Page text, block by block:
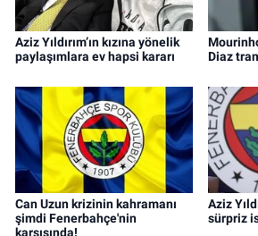
Aziz Yıldırım’ın kızına yönelik
paylaşımlara ev hapsi kararı
Diaz
Can Uzun krizinin kahramanı
şimdi Fenerbahçe'nin
karşısında!
Aziz
sürpriz